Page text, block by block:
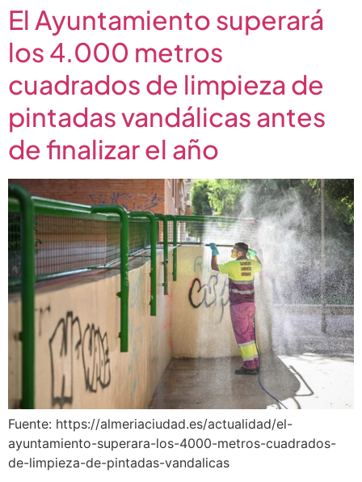
El Ayuntamiento superará
los 4.000 metros
cuadrados de limpieza de
pintadas vandálicas antes
de finalizar el año
Fuente: https://almeriaciudad.es/actualidad/el-
ayuntamiento-superara-los-4000-metros-cuadrados-
de-limpieza-de-pintadas-vandalicas